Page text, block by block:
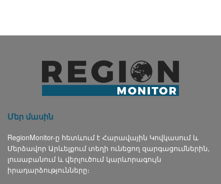
Մեր մասին
RegionMonitor-ը հետևում է Հարավային Կովկասում և
Մերձավոր Արևելքում տեղի ունեցող զարգացումներին,
լուսաբանում և վերլուծում կարևորագույն
իրադարձությունները։